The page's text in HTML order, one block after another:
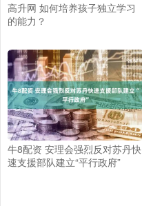
高升网 如何培养孩子独立学习
的能力？
牛8配资 安理会强烈反对苏丹快
速支援部队建立“平行政府”